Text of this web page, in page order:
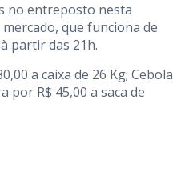
no entreposto nesta
que funciona de
partir das 21h.
a caixa de 26 Kg; Cebola
por R$ 45,00 a saca de